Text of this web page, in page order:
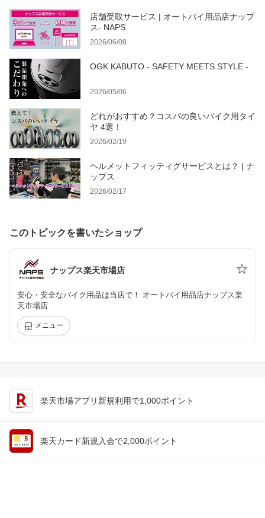
店舗受取サービス | オートバイ用品店ナップ
ス- NAPS
2026/06/08
OGK KABUTO - SAFETY MEETS STYLE -
2026/05/06
どれがおすすめ？コスパの良いバイク用タイ
ヤ 4選！
2026/02/19
ヘルメットフィッティグサービスとは？ | ナ
ップス
2026/02/17
このトピックを書いたショップ
ナップス楽天市場店
安心・安全なバイク用品は当店で！ オートバイ用品店ナップス楽
天市場店
メニュー
楽天市場アプリ新規利用で1,000ポイント
楽天カード新規入会で2,000ポイント